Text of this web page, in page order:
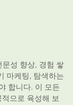
성 향상, 경험 쌓
마케팅, 탐색하는
합니다. 이 모든
으로 육성해 보